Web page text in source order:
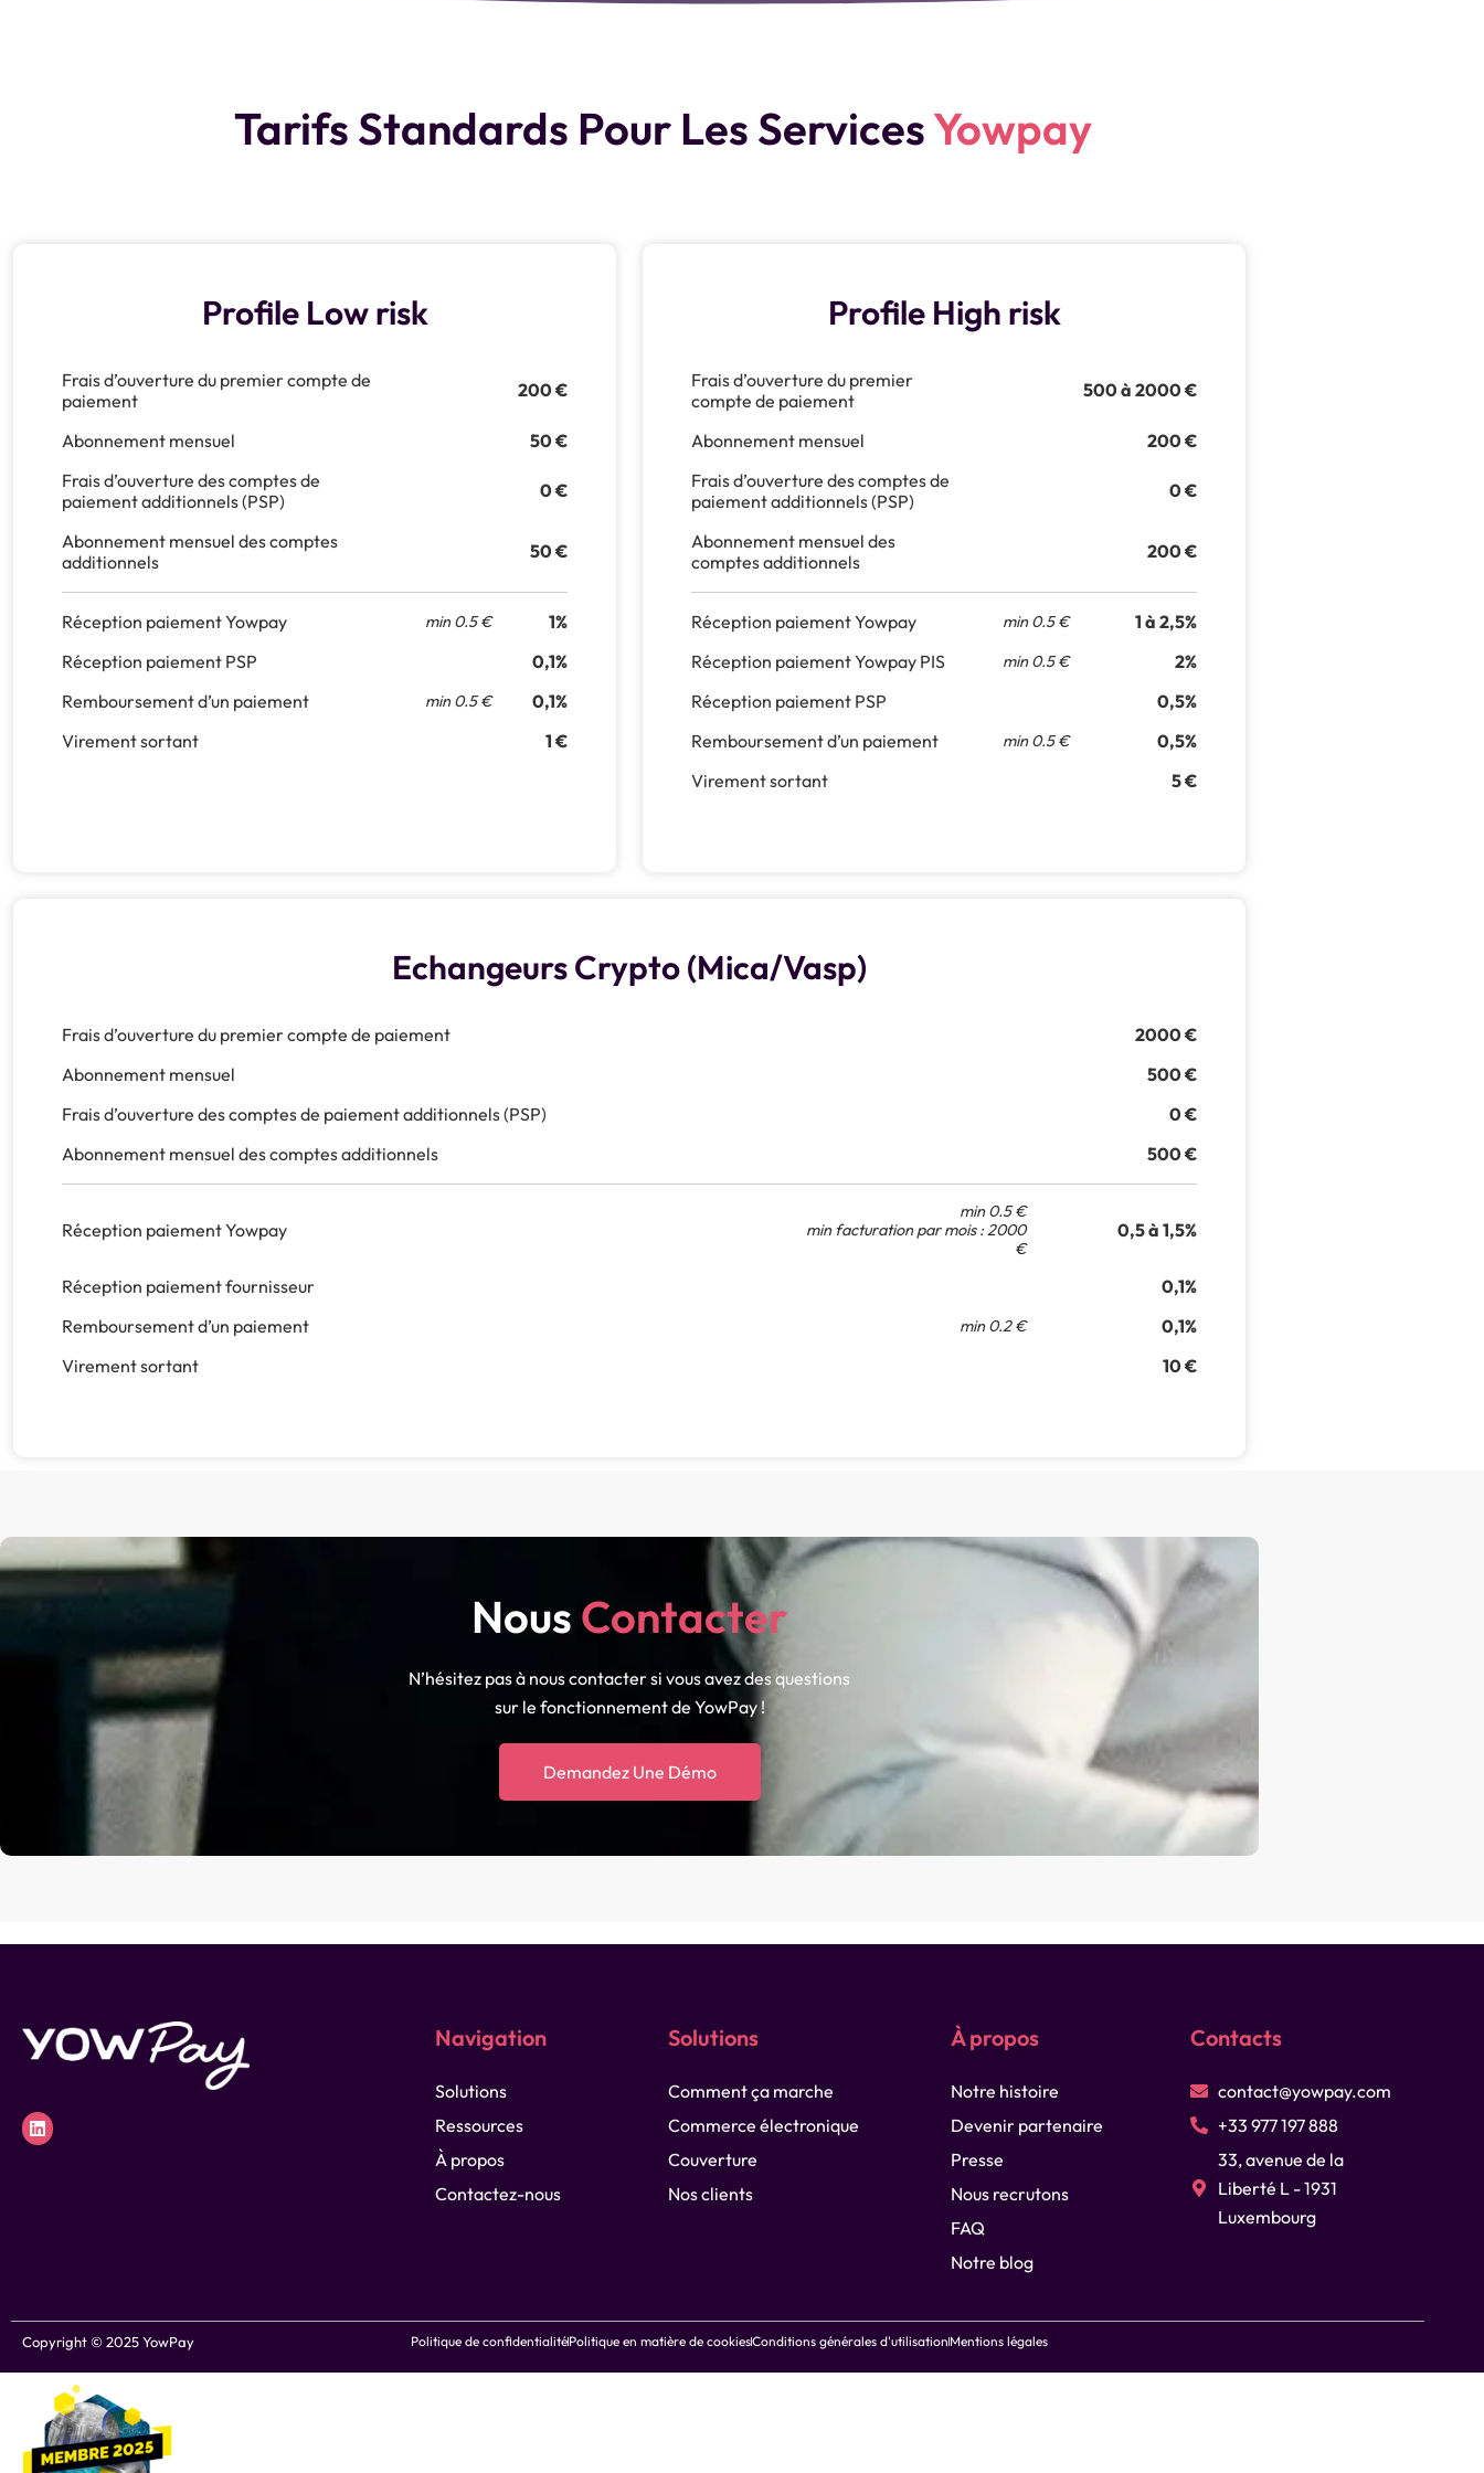
Tarifs Standards Pour Les ServicesYowpay
Profile Low risk
Frais d’ouverture du premier compte de
paiement
200 €
Abonnement mensuel
50 €
Frais d’ouverture des comptes de
paiement additionnels (PSP)
0 €
Abonnement mensuel des comptes
additionnels
50 €
Réception paiement Yowpay min 0.5 €
1%
Réception paiement PSP
0,1%
Remboursement d’un paiement
min 0.5 €
0,1%
Virement sortant
1 €
Profile High risk
Frais d’ouverture du premier
compte de paiement
500 à 2000 €
Abonnement mensuel
200 €
Frais d’ouverture des comptes de
paiement additionnels (PSP)
0 €
Abonnement mensuel des
comptes additionnels
200 €
Réception paiement Yowpay min 0.5 €
1 à 2,5%
Réception paiement Yowpay PIS
min 0.5 €
2%
Réception paiement PSP
0,5%
Remboursement d’un paiement
min 0.5 €
0,5%
Virement sortant
5 €
Echangeurs Crypto (Mica/Vasp)
Frais d’ouverture du premier compte de paiement
2000 €
Abonnement mensuel
500 €
Frais d’ouverture des comptes de paiement additionnels (PSP)
0 €
Abonnement mensuel des comptes additionnels
500 €
Réception paiement Yowpay
min 0.5 €
min facturation par mois : 2000
€
0,5 à 1,5%
Réception paiement fournisseur
0,1%
Remboursement d’un paiement
min 0.2 €
0,1%
Virement sortant
10 €
Nous Contacter
N’hésitez pas à nous contacter si vous avez des questions
sur le fonctionnement de YowPay !
Demandez Une Démo
Navigation
Solutions
Ressources
À propos
Contactez-nous
Solutions
Comment ça marche
Commerce électronique
Couverture
Nos clients
À propos
Notre histoire
Devenir partenaire
Presse
Nous recrutons
FAQ
Notre blog
Contacts
contact@yowpay.com
+33 977 197 888
33, avenue de la
Liberté L - 1931
Luxembourg
Copyright © 2025 YowPay Politique de confidentialitéPolitique en matière de cookiesConditions générales d'utilisationMentions légales